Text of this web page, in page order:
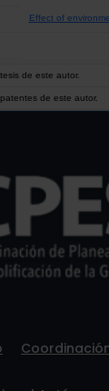
Effect of
de este autor.
de este autor.